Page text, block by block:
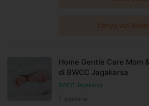
tanpa pemberitahuan dan berlaku
fee, biaya pemeliharaan platform.
Tanya via
Home Gentle Care Mom
di BWCC Jagakarsa
BWCC Jagakarsa
Jagakarsa